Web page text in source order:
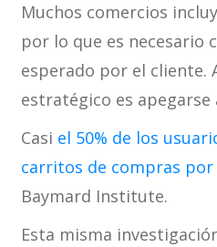
Muchos comercios
por lo que es necesario
esperado por el cliente.
estratégico es apegarse
Casi el 50% de los
carritos de compras
Baymard Institute.
Esta misma